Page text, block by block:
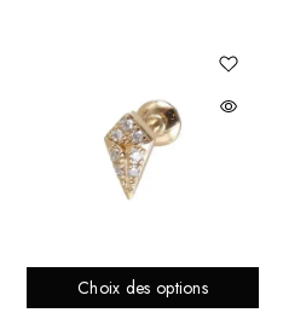
590,00 €
Choix des options